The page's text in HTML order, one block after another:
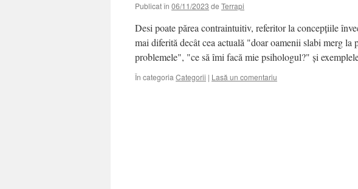
Publicat în 06/11/2023 de Terrapi
Desi poate părea contraintuitiv, referitor la concepțiile
mai diferită decât cea actuală "doar oamenii slabi merg
problemele", "ce să îmi facă mie psihologul?" și
În categoria Categorii | Lasă un comentariu